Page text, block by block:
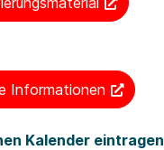
Informationen
Kalender eintragen